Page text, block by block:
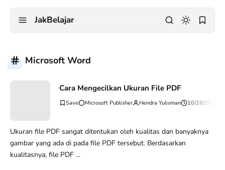
JakBelajar
Microsoft Word
Cara Mengecilkan Ukuran File PDF
Microsoft Publisher Hendra Yulisman 10/28/2016
Ukuran file PDF sangat ditentukan oleh kualitas dan banyaknya
gambar yang ada di pada file PDF tersebut. Berdasarkan
kualitasnya, file PDF ...